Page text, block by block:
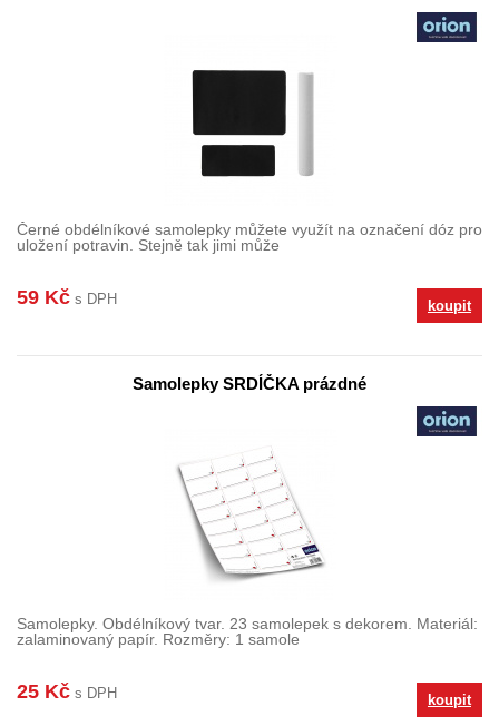
Černé obdélníkové samolepky můžete využít na označení dóz pro
uložení potravin. Stejně tak jimi může
59 Kč s DPH koupit
Samolepky SRDÍČKA prázdné
Samolepky. Obdélníkový tvar. 23 samolepek s dekorem. Materiál:
zalaminovaný papír. Rozměry: 1 samole
25 Kč s DPH koupit